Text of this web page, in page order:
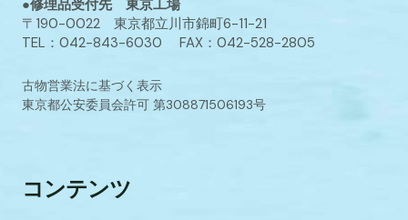
●修理品受付先 東京工場
〒190-0022 東京都立川市錦町6-11-21
TEL：042-843-6030 FAX：042-528-2805
古物営業法に基づく表示
東京都公安委員会許可 第308871506193号
コンテンツ